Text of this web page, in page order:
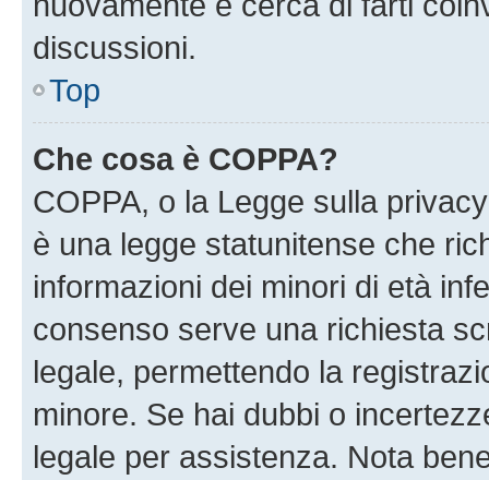
discussioni.
Top
Che cosa è COPPA?
COPPA, o la Legge sulla
è una legge statunitense che
informazioni dei minori di età
consenso serve una richiesta
legale, permettendo la
minore. Se hai dubbi o
legale per assistenza. Nota